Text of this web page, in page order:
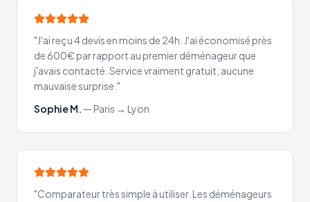
"J'ai reçu 4 devis en moins de 24h. J'ai économisé près
de 600€ par rapport au premier déménageur que
j'avais contacté. Service vraiment gratuit, aucune
mauvaise surprise. "
Sophie M. —Paris → Lyon
"Comparateur très simple à utiliser. Les déménageurs